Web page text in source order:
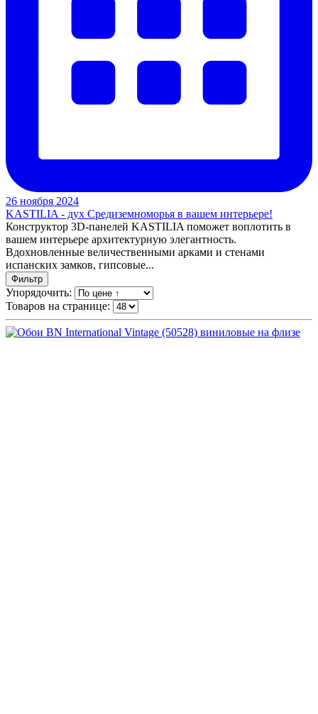
26 ноября 2024
KASTILIA - дух Средиземноморья в вашем интерьере!
Конструктор 3D-панелей KASTILIA поможет воплотить в
вашем интерьере архитектурную элегантность.
Вдохновленные величественными арками и стенами
испанских замков, гипсовые...
Фильтр
Упорядочить:
Товаров на странице: